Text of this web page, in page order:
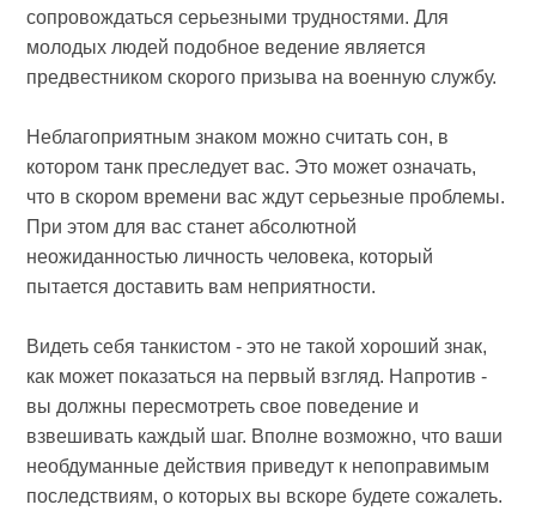
сопровождаться серьезными трудностями. Для
молодых людей подобное ведение является
предвестником скорого призыва на военную службу.
Неблагоприятным знаком можно считать сон, в
котором танк преследует вас. Это может означать,
что в скором времени вас ждут серьезные проблемы.
При этом для вас станет абсолютной
неожиданностью личность человека, который
пытается доставить вам неприятности.
Видеть себя танкистом - это не такой хороший знак,
как может показаться на первый взгляд. Напротив -
вы должны пересмотреть свое поведение и
взвешивать каждый шаг. Вполне возможно, что ваши
необдуманные действия приведут к непоправимым
последствиям, о которых вы вскоре будете сожалеть.